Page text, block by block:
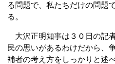
る問題で、私たちだけの問題
る。
大沢正明知事は３０日の記
民の思いがあるわけだから、
補者の考え方をしっかりと述